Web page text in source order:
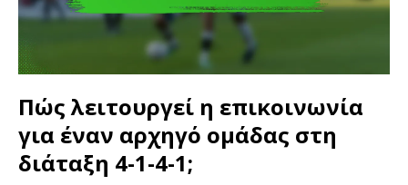
Πώς λειτουργεί η επικοινωνία
για έναν αρχηγό ομάδας στη
διάταξη 4-1-4-1;